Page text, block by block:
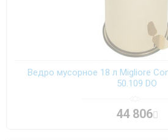
Ведро мусорное 18 л Migliore
50.109 DO
44 806